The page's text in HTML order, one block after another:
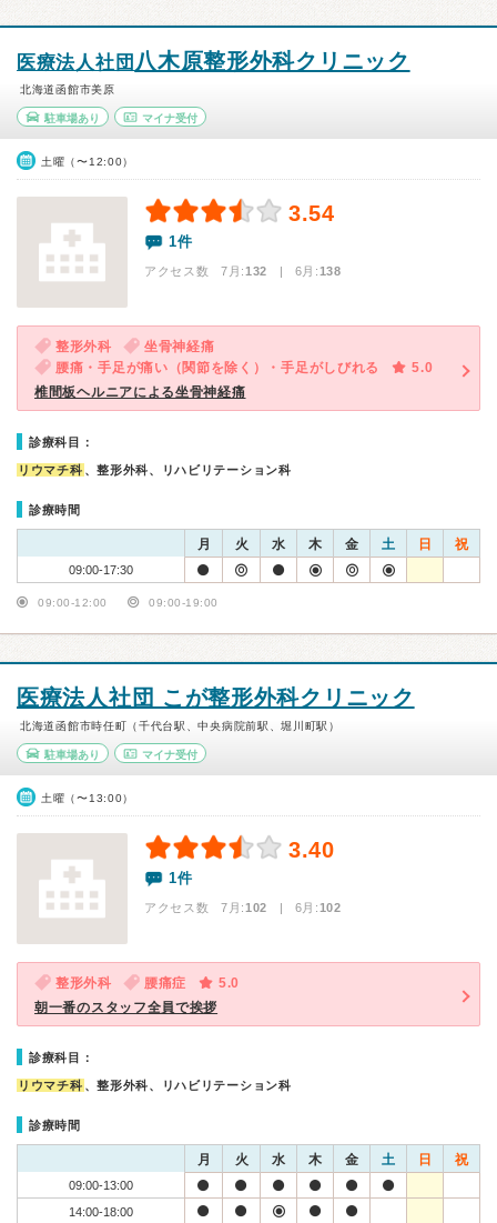
医療法人社団 八木原整形外科クリニック
北海道函館市美原
駐車場あり マイナ受付
土曜（〜12:00）
3.54
1件
アクセス数 7月:132 | 6月:138
整形外科
坐骨神経痛
腰痛・手足が痛い（関節を除く）・手足がしびれる
5.0
椎間板ヘルニアによる坐骨神経痛
診療科目：
リウマチ科 、整形外科、リハビリテーション科
診療時間
月 火 水 木 金 土 日 祝
09:00-17:30
09:00-12:00 09:00-19:00
医療法人社団 こが整形外科クリニック
北海道函館市時任町（千代台駅、中央病院前駅、堀川町駅）
駐車場あり マイナ受付
土曜（〜13:00）
3.40
1件
アクセス数 7月:102 | 6月:102
整形外科 腰痛症
5.0
朝一番のスタッフ全員で挨拶
診療科目：
リウマチ科 、整形外科、リハビリテーション科
診療時間
月 火 水 木 金 土 日 祝
09:00-13:00
14:00-18:00